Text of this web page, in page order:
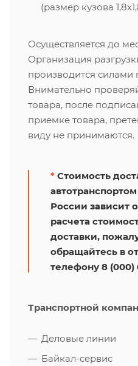
(размер кузова
Осуществляется до
Организация
производится силами
Внимательно
товара, после
приемке товара,
виду не принимаются.
* Стоимость
России зависит
расчета
доставки,
обращайтесь в
телефону 8 (000)
Транспортной
Деловые линии
Байкал-сервис